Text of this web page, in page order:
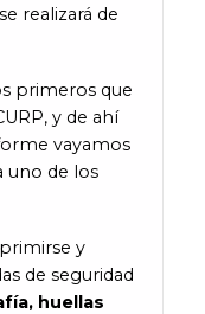
realizará de
primeros que
y de ahí
vayamos
uno de los
y
de seguridad
huellas